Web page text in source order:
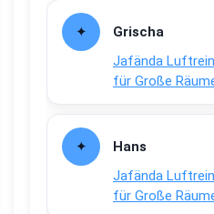
Grischa
Jafända
für Große
Hans
Jafända
für Große